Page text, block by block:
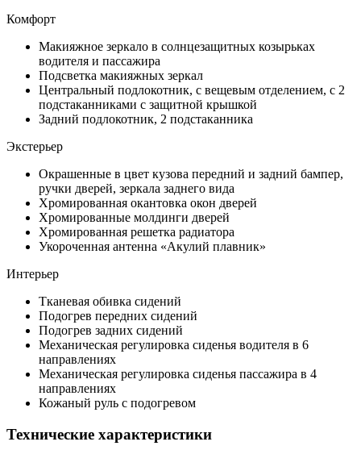
Комфорт
Макияжное зеркало в солнцезащитных козырьках
водителя и пассажира
Подсветка макияжных зеркал
Центральный подлокотник, с вещевым отделением, с 2
подстаканниками с защитной крышкой
Задний подлокотник, 2 подстаканника
Экстерьер
Окрашенные в цвет кузова передний и задний бампер,
ручки дверей, зеркала заднего вида
Хромированная окантовка окон дверей
Хромированные молдинги дверей
Хромированная решетка радиатора
Укороченная антенна «Акулий плавник»
Интерьер
Тканевая обивка сидений
Подогрев передних сидений
Подогрев задних сидений
Механическая регулировка сиденья водителя в 6
направлениях
Механическая регулировка сиденья пассажира в 4
направлениях
Кожаный руль с подогревом
Технические характеристики